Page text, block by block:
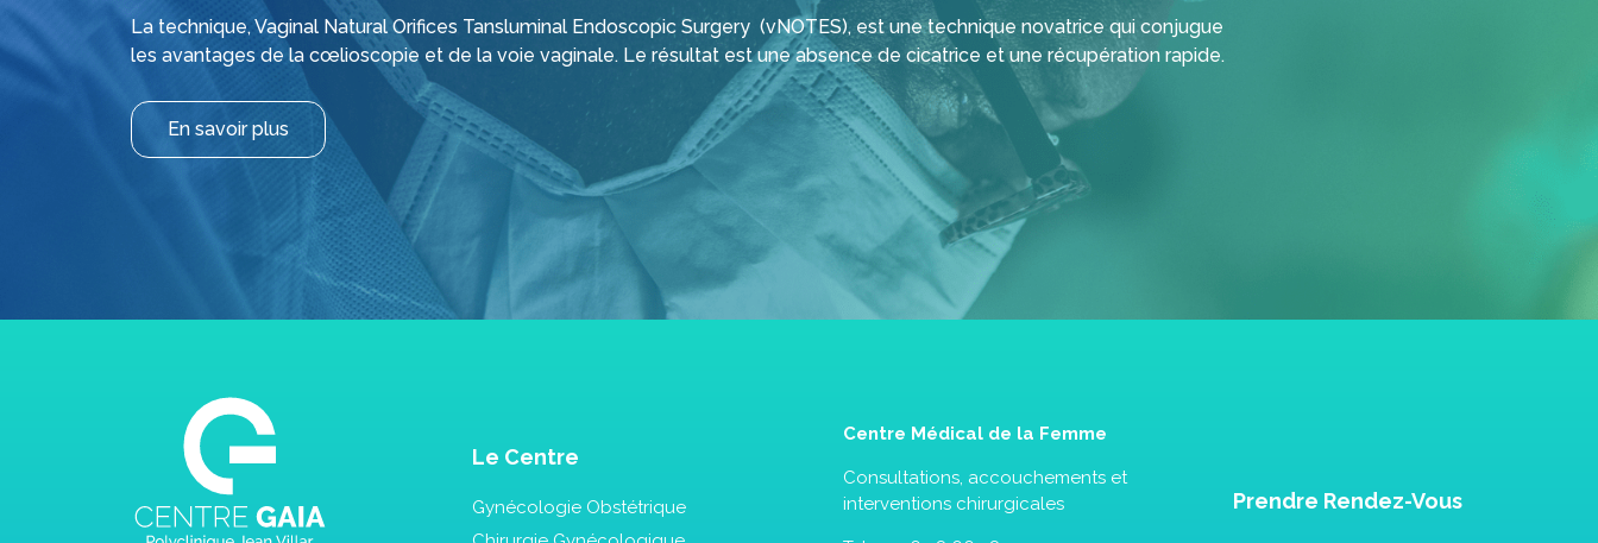
La technique, Vaginal Natural Orifices Tansluminal Endoscopic Surgery (vNOTES), est une technique novatrice qui conjugue
les avantages de la cœlioscopie et de la voie vaginale. Le résultat est une absence de cicatrice et une récupération rapide.
En savoir plus
Le Centre
Gynécologie Obstétrique
Centre Médical de la Femme
Consultations, accouchements et
interventions chirurgicales
Prendre Rendez-Vous